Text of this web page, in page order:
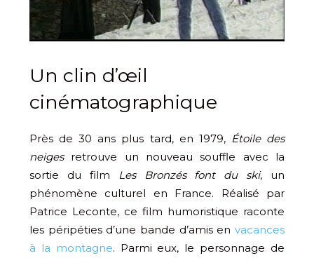
Un clin d’œil
cinématographique
Près de 30 ans plus tard, en 1979, Étoile des
neigesretrouve un nouveau souffle avec la
sortie du film
Les Bronzés font du ski, un
phénomène culturel en France. Réalisé par
Patrice Leconte, ce film humoristique raconte
les péripéties d’une bande d’amis en vacances
à la montagne. Parmi eux, le personnage de